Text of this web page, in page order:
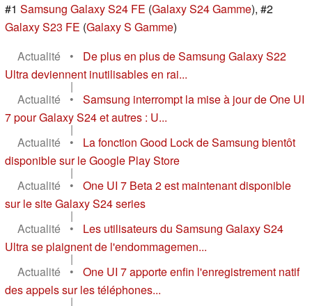
#1 Samsung Galaxy S24 FE (Galaxy S24 Gamme), #2
Galaxy S23 FE (Galaxy S Gamme)
Actualité
•
De plus en plus de Samsung Galaxy S22
Ultra deviennent inutilisables en rai...
|
Actualité
•
Samsung interrompt la mise à jour de One UI
7 pour Galaxy S24 et autres : U...
|
Actualité
•
La fonction Good Lock de Samsung bientôt
disponible sur le Google Play Store
|
Actualité
•
One UI 7 Beta 2 est maintenant disponible
sur le site Galaxy S24 series
|
Actualité
•
Les utilisateurs du Samsung Galaxy S24
Ultra se plaignent de l'endommagemen...
|
Actualité
•
One UI 7 apporte enfin l'enregistrement natif
des appels sur les téléphones...
|